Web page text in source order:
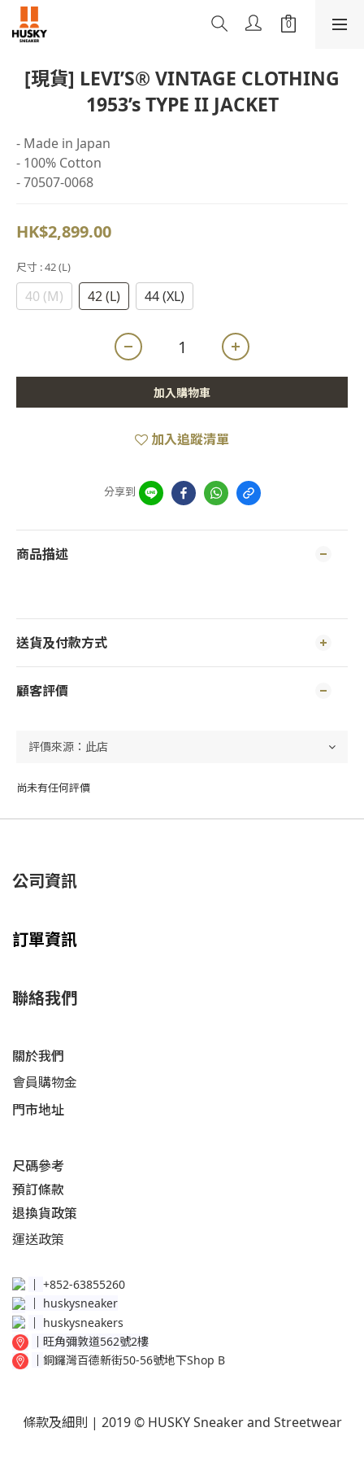
[現貨] LEVI’S® VINTAGE CLOTHING
1953’s TYPE II JACKET
- Made in Japan
- 100% Cotton
- 70507-0068
HK$2,899.00
尺寸 : 42 (L)
40 (M) 42 (L) 44 (XL)
加入購物車
加入追蹤清單
分享到
商品描述
送貨及付款方式
顧客評價
尚未有任何評價
公司資訊
訂單資訊
聯絡我們
關於我們
會員購物金
門市地址
尺碼參考
預訂條款
退換貨政策​
運送政策​
│ +852-63855260
huskysneaker
│ huskysneakers
│ 旺角彌敦道562號2樓
│ 銅鑼灣百德新街50-56號地下Shop B
條款及細則 | 2019 © HUSKY Sneaker and Streetwear